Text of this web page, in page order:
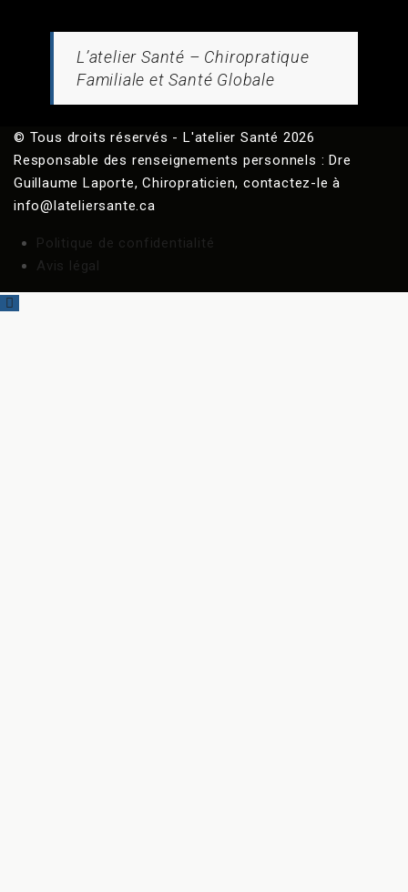
L’atelier Santé – Chiropratique
Familiale et Santé Globale
© Tous droits réservés - L'atelier Santé 2026
Responsable des renseignements personnels : Dre
Guillaume Laporte, Chiropraticien, contactez-le à
info@lateliersante.ca
Politique de confidentialité
Avis légal